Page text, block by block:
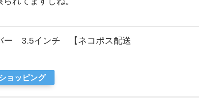
ー 3.5インチ 【ネコポス配送
ョッピング